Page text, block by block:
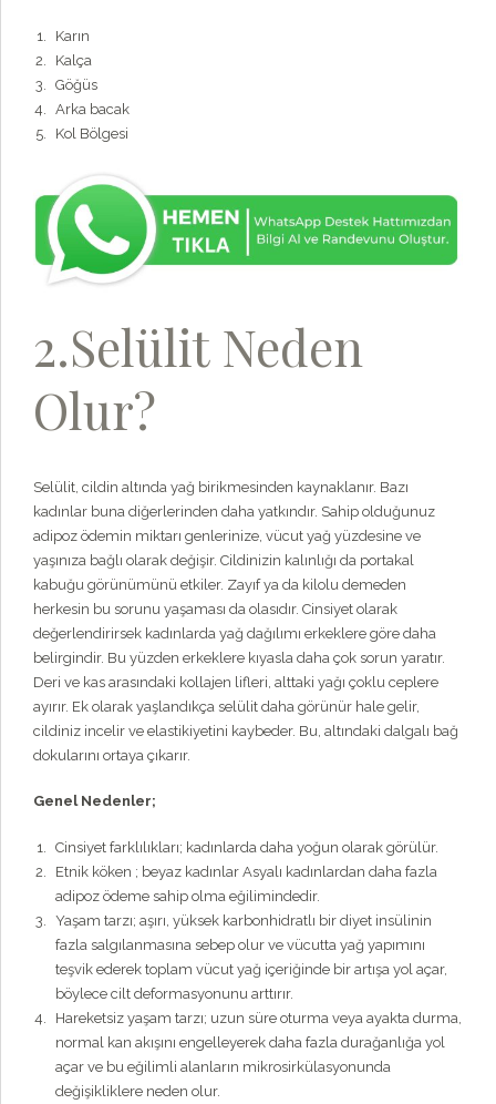
Karın
Kalça
Göğüs
Arka bacak
Kol Bölgesi
2.Selülit Neden
Olur?
Selülit, cildin altında yağ birikmesinden kaynaklanır. Bazı
kadınlar buna diğerlerinden daha yatkındır. Sahip olduğunuz
adipoz ödemin miktarı genlerinize, vücut yağ yüzdesine ve
yaşınıza bağlı olarak değişir. Cildinizin kalınlığı da portakal
kabuğu görünümünü etkiler. Zayıf ya da kilolu demeden
herkesin bu sorunu yaşaması da olasıdır. Cinsiyet olarak
değerlendirirsek kadınlarda yağ dağılımı erkeklere göre daha
belirgindir. Bu yüzden erkeklere kıyasla daha çok sorun yaratır.
Deri ve kas arasındaki kollajen lifleri, alttaki yağı çoklu ceplere
ayırır. Ek olarak yaşlandıkça selülit daha görünür hale gelir,
cildiniz incelir ve elastikiyetini kaybeder. Bu, altındaki dalgalı bağ
dokularını ortaya çıkarır.
Genel Nedenler;
Cinsiyet farklılıkları; kadınlarda daha yoğun olarak görülür.
Etnik köken ; beyaz kadınlar Asyalı kadınlardan daha fazla
adipoz ödeme sahip olma eğilimindedir.
Yaşam tarzı; aşırı, yüksek karbonhidratlı bir diyet insülinin
fazla salgılanmasına sebep olur ve vücutta yağ yapımını
teşvik ederek toplam vücut yağ içeriğinde bir artışa yol açar,
böylece cilt deformasyonunu arttırır.
Hareketsiz yaşam tarzı; uzun süre oturma veya ayakta durma,
normal kan akışını engelleyerek daha fazla durağanlığa yol
açar ve bu eğilimli alanların mikrosirkülasyonunda
değişikliklere neden olur.